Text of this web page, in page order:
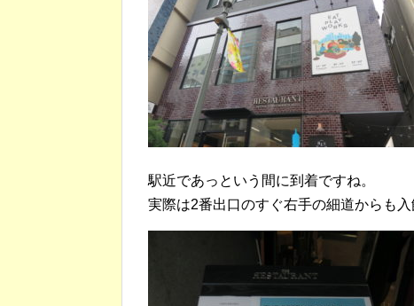
駅近であっという間に到着ですね。
実際は2番出口のすぐ右手の細道からも入